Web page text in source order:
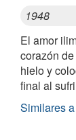
1948
El amor
corazón
hielo y
final al
Similares